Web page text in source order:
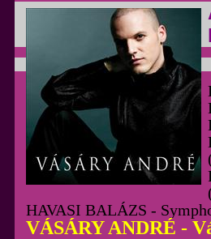
HAVASI BALÁZS -
VÁSÁRY ANDRÉ -